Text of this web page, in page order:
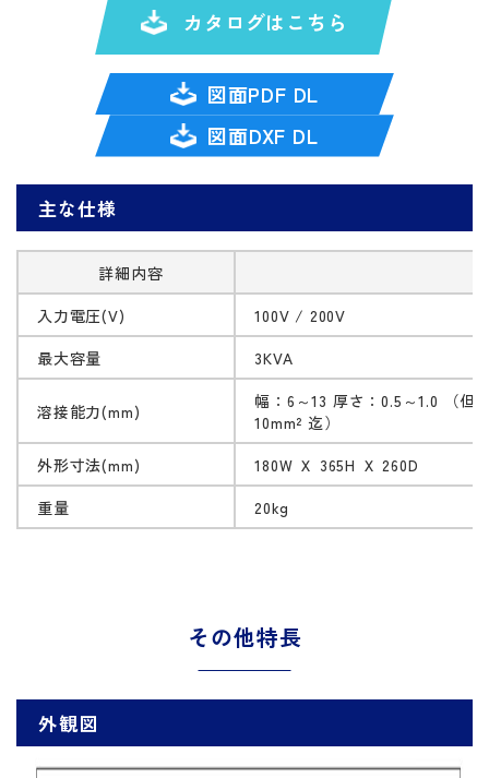
カタログはこちら
図面PDF DL
図面DXF DL
主な仕様
詳細内容
入力電圧(V)
100V / 200V
最大容量
3KVA
溶接能力(mm)
幅：6～13 厚さ：0.5～1.0 （但
10mm² 迄）
外形寸法(mm)
180W Ｘ 365H Ｘ 260D
重量
20kg
その他特長
外観図